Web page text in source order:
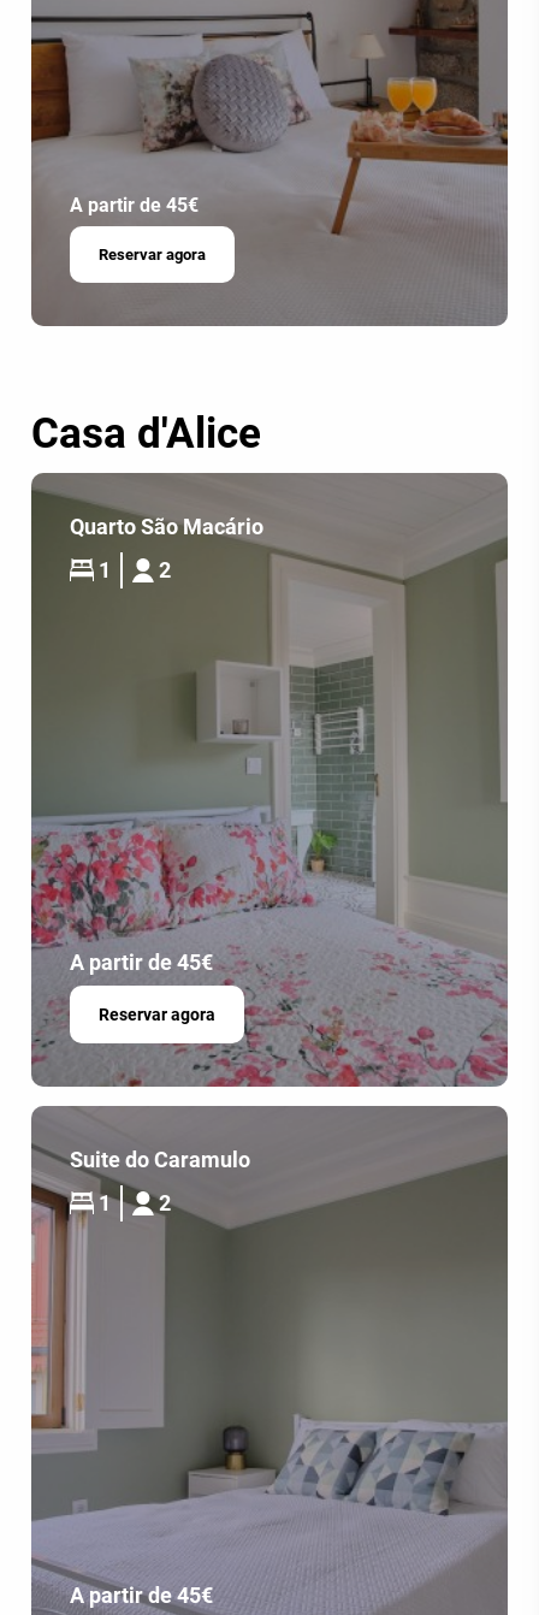
A partir de 45€
Reservar agora
Casa d'Alice
Quarto São Macário
1
2
A partir de 45€
Reservar agora
Suite do Caramulo
1
2
A partir de 45€